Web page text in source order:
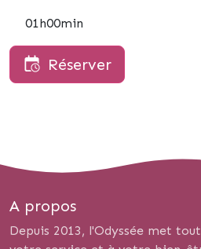
01h00min
Réserver
A propos
Depuis 2013, l'Odyssée met